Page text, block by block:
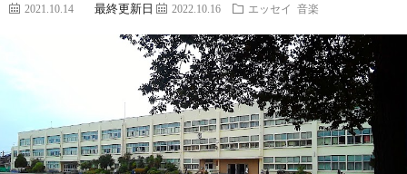
2021.10.14 最終更新日 2022.10.16 エッセイ 音楽